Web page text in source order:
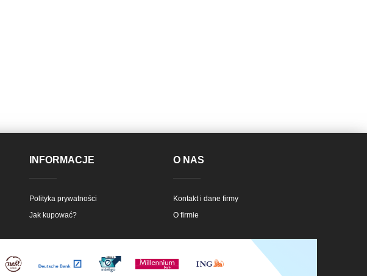
INFORMACJE
Polityka prywatności
Jak kupować?
O NAS
Kontakt i dane firmy
O firmie